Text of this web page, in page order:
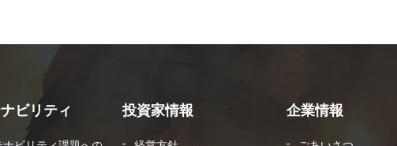
ビリティ 投資家情報 企業情報